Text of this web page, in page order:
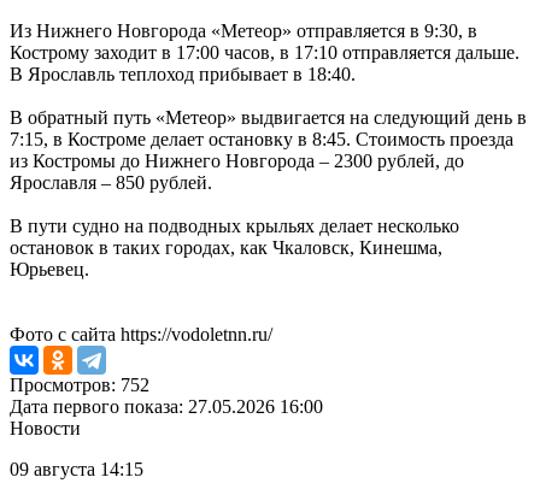
Из Нижнего Новгорода «Метеор» отправляется в 9:30, в
Кострому заходит в 17:00 часов, в 17:10 отправляется дальше.
В Ярославль теплоход прибывает в 18:40.
В обратный путь «Метеор» выдвигается на следующий день в
7:15, в Костроме делает остановку в 8:45. Стоимость проезда
из Костромы до Нижнего Новгорода – 2300 рублей, до
Ярославля – 850 рублей.
В пути судно на подводных крыльях делает несколько
остановок в таких городах, как Чкаловск, Кинешма,
Юрьевец.
Фото с сайта https://vodoletnn.ru/
Просмотров: 752
Дата первого показа: 27.05.2026 16:00
Новости
09 августа 14:15